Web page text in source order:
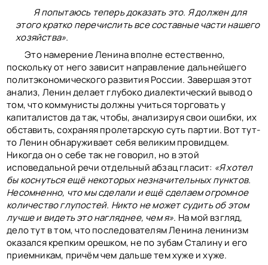
Я попытаюсь теперь доказать это. Я должен для
этого кратко перечислить все составные части нашего
хозяйства».
Это намерение Ленина вполне естественно,
поскольку от него зависит направление дальнейшего
политэкономического развития России. Завершая этот
анализ, Ленин делает глубоко диалектический вывод о
том, что коммунисты должны учиться торговать у
капиталистов да так, чтобы, анализируя свои ошибки, их
обставить, сохраняя пролетарскую суть партии. Вот тут-
то Ленин обнаруживает себя великим провидцем.
Никогда он о себе так не говорил, но в этой
исповедальной речи отдельный абзац гласит: «Я хотел
бы коснуться ещё некоторых незначительных пунктов.
Несомненно, что мы сделали и ещё сделаем огромное
количество глупостей. Никто не может судить об этом
лучше и видеть это нагляднее, чем я». На мой взгляд,
дело тут в том, что последователям Ленина ленинизм
оказался крепким орешком, не по зубам Сталину и его
приемникам, причём чем дальше тем хуже и хуже.